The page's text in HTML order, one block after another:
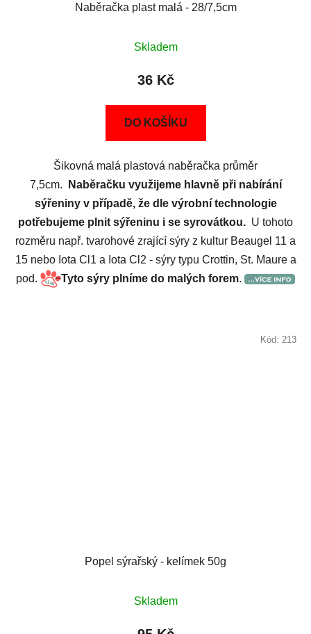
Naběračka plast malá - 28/7,5cm
Skladem
36 Kč
DO KOŠÍKU
Šikovná malá plastová naběračka průměr
7,5cm.
Naběračku využijeme hlavně při nabírání
sýřeniny v případě, že dle výrobní technologie
potřebujeme plnit sýřeninu i se syrovátkou. U tohoto
rozměru např. tvarohové zrající sýry z kultur Beaugel 11 a
15 nebo Iota Cl1 a Iota Cl2 - sýry typu Crottin, St. Maure a
pod.
Tyto sýry plníme do malých forem.
Popel sýrařský - kelímek 50g
Skladem
Kód: 213